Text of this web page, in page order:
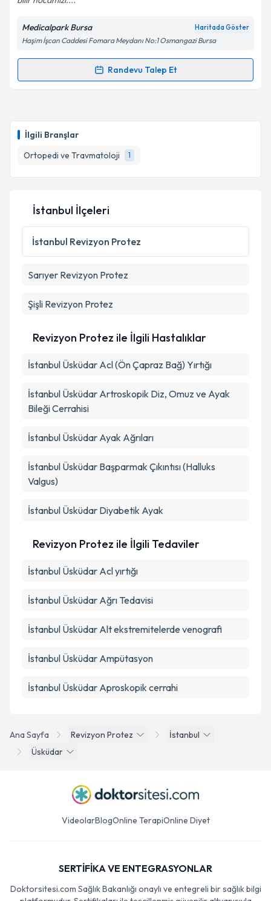
İlgili Branşlar
Ortopedi ve Travmatoloji
1
Medicalpark Bursa Haritada Göster
Haşim İşcan Caddesi Fomara Meydanı No:1 Osmangazi Bursa
Randevu Talep Et
Randevu Takvimi Talebi
takvim hazırlandığında e-posta ile bilgilendireceğiz.
Kişisel verilerimin işlenmesine ilişkinAydınlatma
Metni
'ni okudum ve kişisel verilerimin belirtilen
kapsamda işlenmesini kabul ediyorum.
Ana Sayfa Revizyon Protez
İstanbul
Üsküdar
İstanbul İlçeleri
İstanbul Revizyon Protez
Sarıyer Revizyon Protez
Şişli Revizyon Protez
Revizyon Protez ile İlgili Hastalıklar
İstanbul Üsküdar Acl (Ön Çapraz Bağ) Yırtığı
İstanbul Üsküdar Artroskopik Diz, Omuz ve Ayak
Bileği Cerrahisi
İstanbul Üsküdar Ayak Ağrıları
İstanbul Üsküdar Başparmak Çıkıntısı (Halluks
Valgus)
İstanbul Üsküdar Diyabetik Ayak
Revizyon Protez ile İlgili Tedaviler
İstanbul Üsküdar Acl yırtığı
İstanbul Üsküdar Ağrı Tedavisi
İstanbul Üsküdar Alt ekstremitelerde venografi
İstanbul Üsküdar Ampütasyon
İstanbul Üsküdar Aproskopik cerrahi
VideolarBlogOnline TerapiOnline Diyet
SERTİFİKA VE ENTEGRASYONLAR
Doktorsitesi.com Sağlık Bakanlığı onaylı ve entegreli bir sağlık bilgi